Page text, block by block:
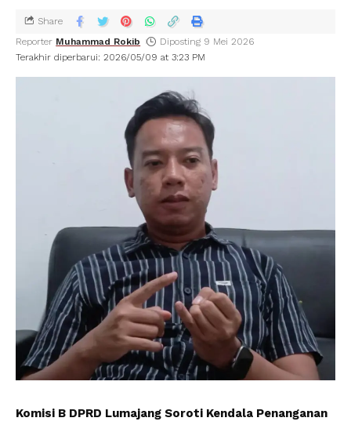
Terakhir diperbarui: 2026/05/09 at 3:23 PM
Reporter Muhammad Rokib Diposting 9 Mei 2026
Share
Komisi B DPRD Lumajang Soroti Kendala Penanganan